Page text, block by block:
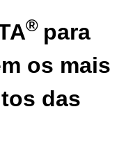
® para
os mais
das